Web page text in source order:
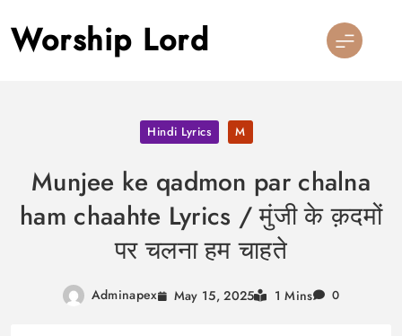
to
content
Worship Lord
Hindi Lyrics M
Munjee ke qadmon par chalna
ham chaahte Lyrics / मुंजी के क़दमों
पर चलना हम चाहते
Adminapex May 15, 2025 1 Mins 0